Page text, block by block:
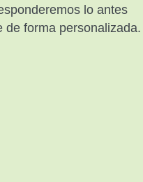
lo antes
de forma personalizada.